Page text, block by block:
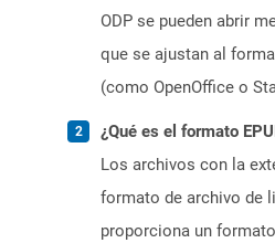
ODP se pueden abrir
que se ajustan al
(como OpenOffice o
¿Qué es el formato
Los archivos con la
formato de archivo de
proporciona un